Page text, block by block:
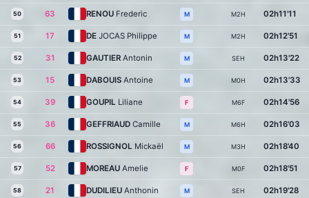
50 63 RENOU Frederic M M2H 02h11'11
51 17 DE JOCAS Philippe M M2H 02h12'51
52 31 GAUTIER Antonin M SEH 02h13'22
53 15 DABOUIS Antoine M M0H 02h13'33
54 39 GOUPIL Liliane F M6F 02h14'56
55 36 GEFFRIAUD Camille M M6H 02h16'03
56 66 ROSSIGNOL Mickaël M M3H 02h18'40
57 52 MOREAU Amelie F M0F 02h18'51
58 21 DUDILIEU Anthonin M SEH 02h19'28